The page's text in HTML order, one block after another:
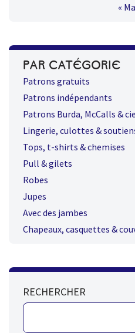
«
PAR CATÉGORIE
Patrons gratuits
Patrons indépendants
Patrons Burda, McCalls & cie
Lingerie, culottes &
Tops, t-shirts & chemises
Pull & gilets
Robes
Jupes
Avec des jambes
Chapeaux, casquettes &
RECHERCHER